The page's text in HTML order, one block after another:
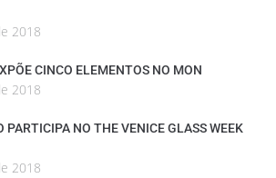
2018
CINCO ELEMENTOS NO MON
2018
PARTICIPA NO THE VENICE GLASS WEEK
2018